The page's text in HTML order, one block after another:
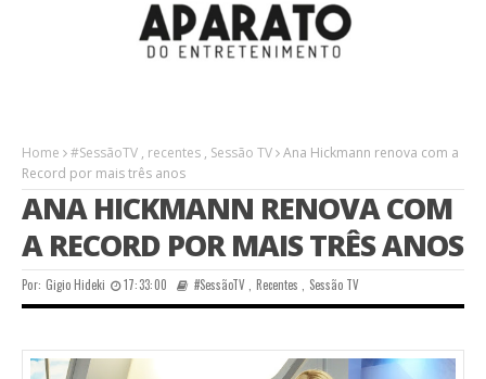
Home #SessãoTV , recentes , Sessão TV Ana Hickmann renova com a
Record por mais três anos
ANA HICKMANN RENOVA COM
A RECORD POR MAIS TRÊS ANOS
Por: Gigio Hideki 17:33:00 #SessãoTV ,Recentes Sessão TV